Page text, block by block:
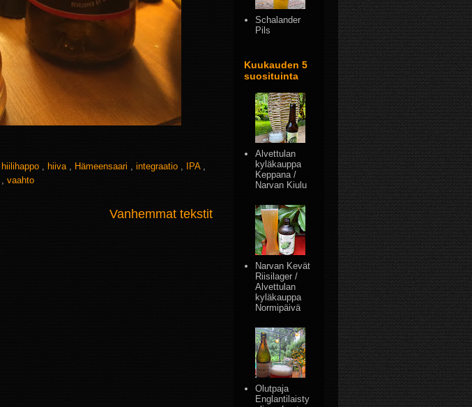
hiilihappo , hiiva , Hämeensaari , integraatio , IPA ,
, vaahto
Vanhemmat tekstit
Schalander
Pils
Kuukauden 5
suosituinta
Alvettulan
kyläkauppa
Keppana /
Narvan Kiulu
Narvan Kevät
Riisilager /
Alvettulan
kyläkauppa
Normipäivä
Olutpaja
Englantilaisty